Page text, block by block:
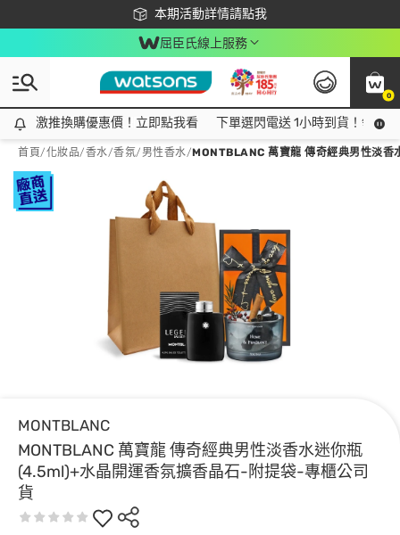
本期活動詳情請點我
下載app最高回饋$350
屈臣氏線上服務
0
激推換購優惠價！立即點我看
激推換購優惠價！立即點我看 下單選閃電送 1小時到貨！領神
首頁/化妝品/香水/香氛/ 男性香水/MONTBLANC 萬寶龍 傳奇經典男性淡
MONTBLANC
MONTBLANC 萬寶龍 傳奇經典男性淡香水迷你瓶
(4.5ml)+水晶開運香氛擴香晶石-附提袋-專櫃公司
貨